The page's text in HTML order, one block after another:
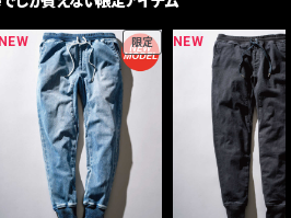
NEW 限定 NEW